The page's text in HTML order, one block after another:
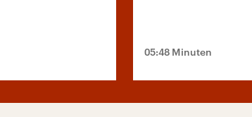
05:48 Minuten